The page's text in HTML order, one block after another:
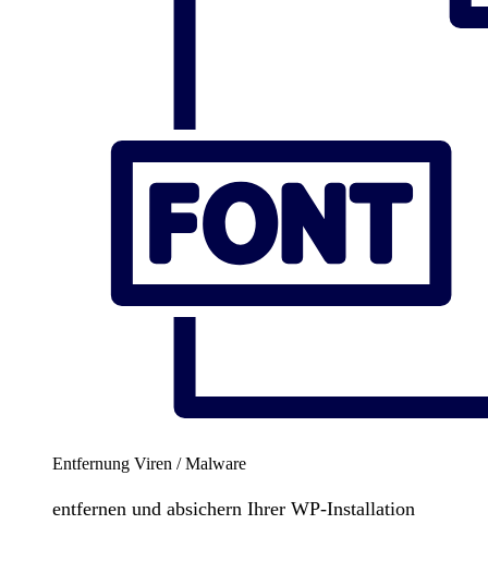
Entfernung Viren / Malware
entfernen und absichern Ihrer WP-Installation